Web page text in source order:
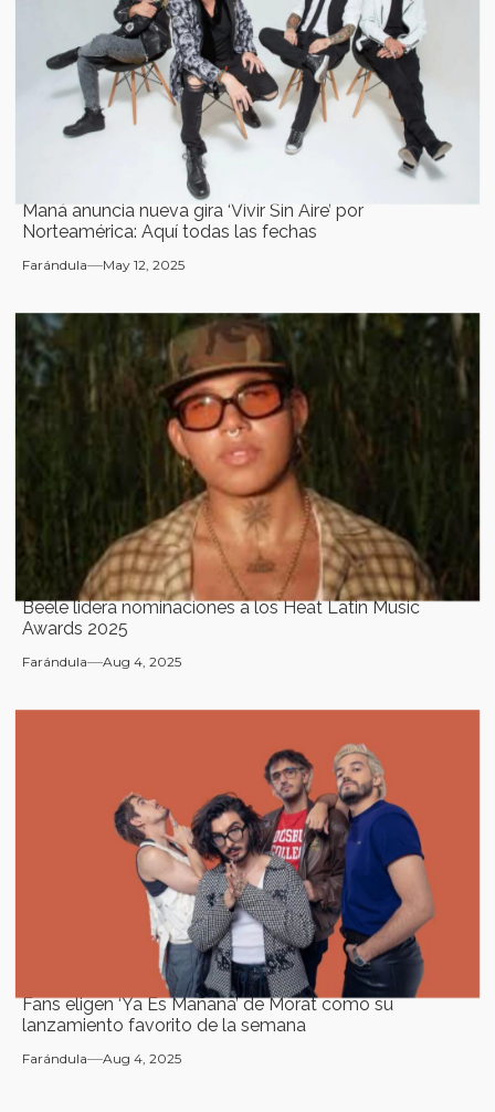
Maná anuncia nueva gira ‘Vivir Sin Aire’ por
Norteamérica: Aquí todas las fechas
Farándula May 12, 2025
Beéle lidera nominaciones a los Heat Latin Music
Awards 2025
Farándula Aug 4, 2025
Fans eligen ‘Ya Es Mañana’ de Morat como su
lanzamiento favorito de la semana
Farándula Aug 4, 2025